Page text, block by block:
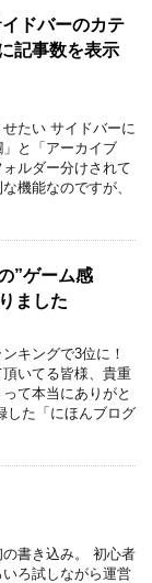
ドバーのカテ
記事数を表示
たい サイドバーに
と「アーカイブ
ルダー分けされて
機能なのですが、
”ゲーム感
ました
キングで3位に！
いてる皆様、貴重
て本当にありがと
した「にほんブログ
書き込み。 初心者
ろ試しながら運営